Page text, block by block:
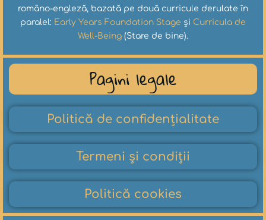
româno-engleză, bazată pe două curricule derulate în
paralel: Early Years Foundation Stage și Curricula de
Well-Being (Stare de bine).
Pagini legale
Politică de confidențialitate
Termeni și condiții
Politică cookies